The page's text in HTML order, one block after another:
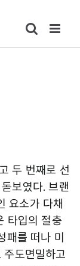
두 번째로 선
보였다. 브랜
요소가 다채
타입의 절충
패를 떠나 미
도면밀하고